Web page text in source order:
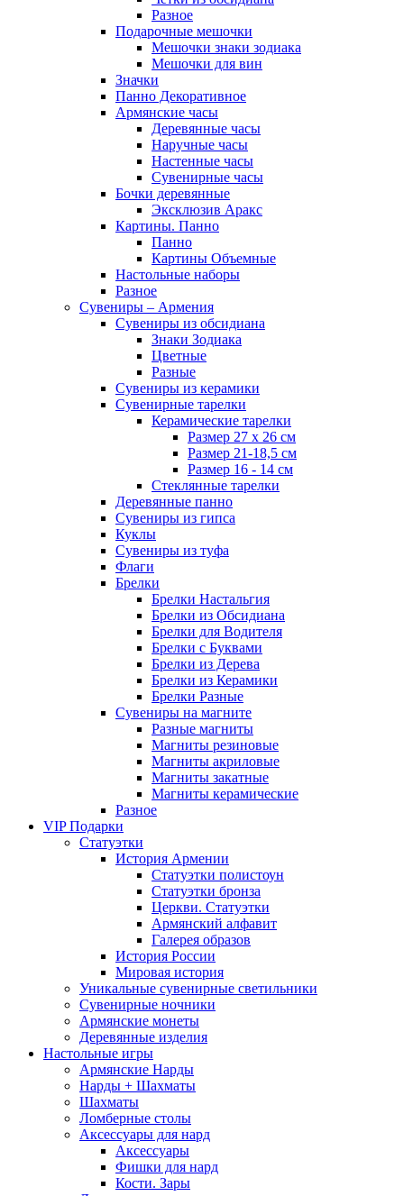
Разное
Подарочные мешочки
Мешочки знаки зодиака
Мешочки для вин
Значки
Панно Декоративное
Армянские часы
Деревянные часы
Наручные часы
Настенные часы
Сувенирные часы
Бочки деревянные
Эксклюзив Аракс
Картины. Панно
Панно
Картины Объемные
Настольные наборы
Разное
Сувениры – Армения
Сувениры из обсидиана
Знаки Зодиака
Цветные
Разные
Сувениры из керамики
Сувенирные тарелки
Керамические тарелки
Размер 27 х 26 см
Размер 21-18,5 см
Размер 16 - 14 см
Стеклянные тарелки
Деревянные панно
Сувениры из гипса
Куклы
Сувениры из туфа
Флаги
Брелки
Брелки Настальгия
Брелки из Обсидиана
Брелки для Водителя
Брелки с Буквами
Брелки из Дерева
Брелки из Керамики
Брелки Разные
Сувениры на магните
Разные магниты
Магниты резиновые
Магниты акриловые
Магниты закатные
Магниты керамические
Разное
VIP Подарки
Статуэтки
История Армении
Статуэтки полистоун
Статуэтки бронза
Церкви. Статуэтки
Армянский алфавит
Галерея образов
История России
Мировая история
Уникальные сувенирные светильники
Сувенирные ночники
Армянские монеты
Деревянные изделия
Настольные игры
Армянские Нарды
Нарды + Шахматы
Шахматы
Ломберные столы
Аксессуары для нард
Аксессуары
Фишки для нард
Кости. Зары